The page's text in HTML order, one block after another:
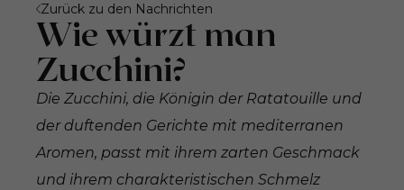
Zurück zu den Nachrichten
Wie würzt man
Zucchini?
Die Zucchini, die Königin der Ratatouille und
der duftenden Gerichte mit mediterranen
Aromen, passt mit ihrem zarten Geschmack
und ihrem charakteristischen Schmelz